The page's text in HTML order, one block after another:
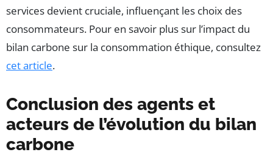
services devient cruciale, influençant les choix des
consommateurs. Pour en savoir plus sur l’impact du
bilan carbone sur la consommation éthique, consultez
cet article.
Conclusion des agents et
acteurs de l’évolution du bilan
carbone